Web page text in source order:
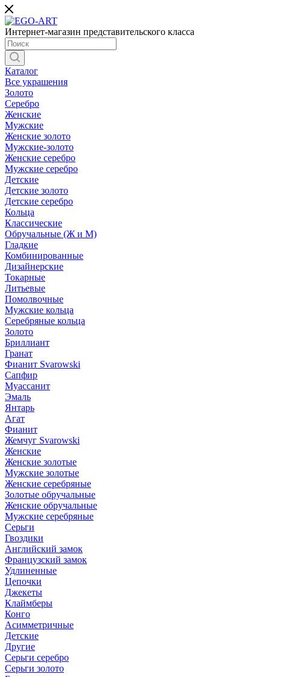
Интернет-магазин представительского класса
Каталог
Все украшения
Золото
Серебро
Женские
Мужские
Женские золото
Мужские-золото
Женские серебро
Мужские серебро
Детские
Детские золото
Детские серебро
Кольца
Классические
Обручальные (Ж и М)
Гладкие
Комбинированные
Дизайнерские
Токарные
Литьевые
Помолвочные
Мужские кольца
Серебряные кольца
Золото
Бриллиант
Гранат
Фианит Svarowski
Сапфир
Муассанит
Эмаль
Янтарь
Агат
Фианит
Жемчуг Svarowski
Женские
Женские золотые
Мужские золотые
Женские серебряные
Золотые обручальные
Женские обручальные
Мужские серебряные
Серьги
Гвоздики
Английский замок
Французский замок
Удлиненные
Цепочки
Джекеты
Клаймберы
Конго
Асимметричные
Детские
Другие
Серьги серебро
Серьги золото